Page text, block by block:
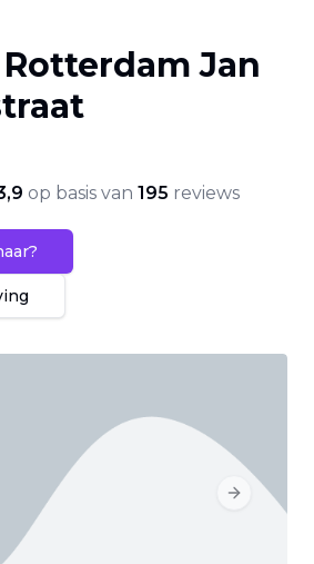
Jan
op basis van 195 reviews
Next slide